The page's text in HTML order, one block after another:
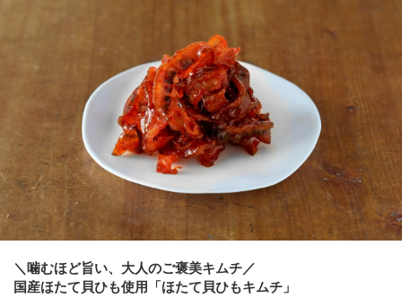
＼噛むほど旨い、大人のご褒美キムチ／
国産ほたて貝ひも使用「ほたて貝ひもキムチ」